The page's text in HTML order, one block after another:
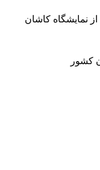
نمایشگاه کاشان
کشور